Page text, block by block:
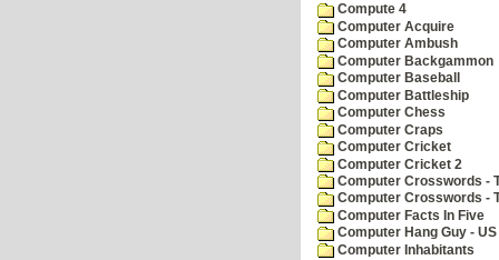
Compute 4
Computer Acquire
Computer Ambush
Computer Backgammon
Computer Baseball
Computer Battleship
Computer Chess
Computer Craps
Computer Cricket
Computer Cricket 2
Computer Crosswords -
Computer Crosswords -
Computer Facts In Five
Computer Hang Guy -
Computer Inhabitants